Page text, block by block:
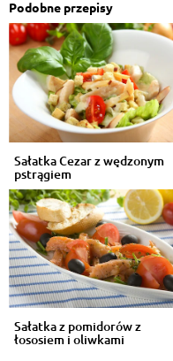
Podobne przepisy
Sałatka Cezar z wędzonym
pstrągiem
Sałatka z pomidorów z
łososiem i oliwkami